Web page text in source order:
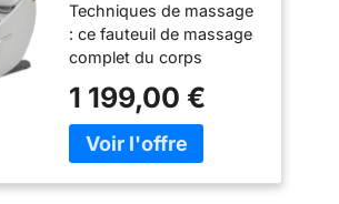
de Massage à
gravité zéro pour
Massage Shiatsu
du Cou et des
épaules à Domicile
Techniques de massage
: ce fauteuil de massage
complet du corps
fixes et de 22 balles de
massage pour masser
votre dos, le bas du dos,
1 199,00 €